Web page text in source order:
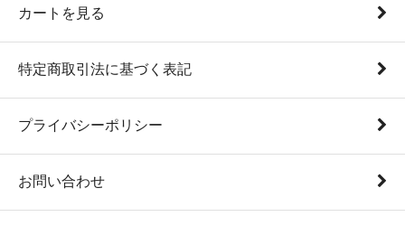
カートを見る
特定商取引法に基づく表記
プライバシーポリシー
お問い合わせ